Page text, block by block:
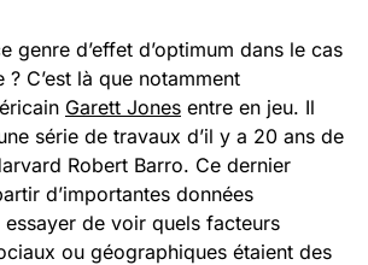
genre d’effet d’optimum dans le cas
C’est là que notamment
Garett Jones entre en jeu. Il
série de travaux d’il y a 20 ans de
Robert Barro. Ce dernier
d’importantes données
essayer de voir quels facteurs
ou géographiques étaient des